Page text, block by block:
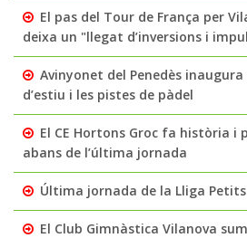
El pas del Tour de França per
deixa un "llegat d’inversions i
Avinyonet del Penedès
d’estiu i les pistes de pàdel
El CE Hortons Groc fa història i
abans de l’última jornada
Última jornada de la Lliga
El Club Gimnàstica Vilanova